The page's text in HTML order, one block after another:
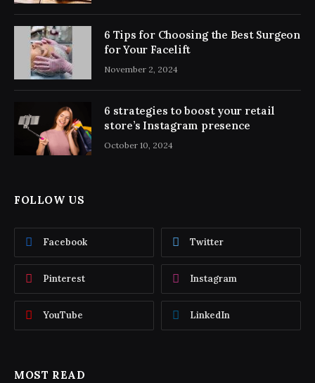
6 Tips for Choosing the Best Surgeon
for Your Facelift
November 2, 2024
6 strategies to boost your retail
store’s Instagram presence
October 10, 2024
FOLLOW US
Facebook Twitter
Pinterest Instagram
YouTube LinkedIn
MOST READ